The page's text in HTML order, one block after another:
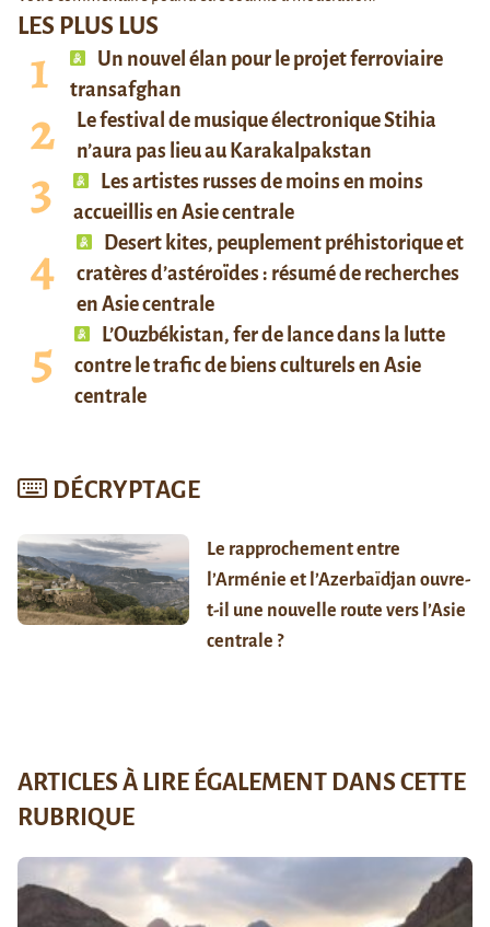
LES PLUS LUS
Un nouvel élan pour le projet ferroviaire
transafghan
Le festival de musique électronique Stihia
n’aura pas lieu au Karakalpakstan
Les artistes russes de moins en moins
accueillis en Asie centrale
Desert kites, peuplement préhistorique et
cratères d’astéroïdes : résumé de recherches
en Asie centrale
L’Ouzbékistan, fer de lance dans la lutte
contre le trafic de biens culturels en Asie
centrale
DÉCRYPTAGE
Le rapprochement entre
l’Arménie et l’Azerbaïdjan ouvre-
t-il une nouvelle route vers l’Asie
centrale ?
ARTICLES À LIRE ÉGALEMENT DANS CETTE
RUBRIQUE